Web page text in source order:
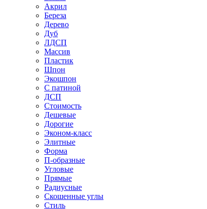
Акрил
Береза
Дерево
Дуб
ЛДСП
Массив
Пластик
Шпон
Экошпон
С патиной
ДСП
Стоимость
Дешевые
Дорогие
Эконом-класс
Элитные
Форма
П-образные
Угловые
Прямые
Радиусные
Скошенные углы
Стиль